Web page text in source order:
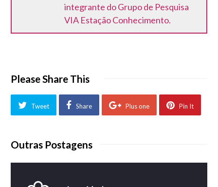
integrante do Grupo de Pesquisa
VIA Estação Conhecimento.
Please Share This
Tweet Share Plus one Pin It
Outras Postagens